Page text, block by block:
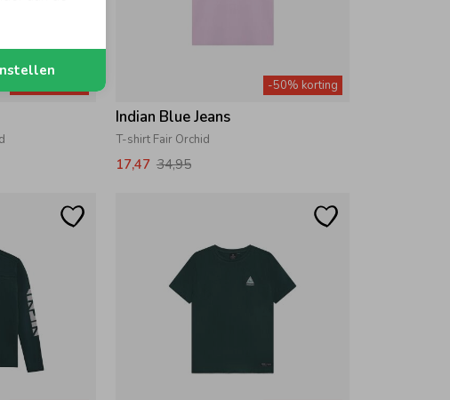
-50% korting
Indian Blue Jeans
T-shirt Fair Orchid
17,47 34,95